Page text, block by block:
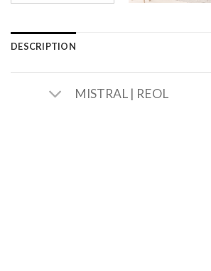
DESCRIPTION
MISTRAL | REOL